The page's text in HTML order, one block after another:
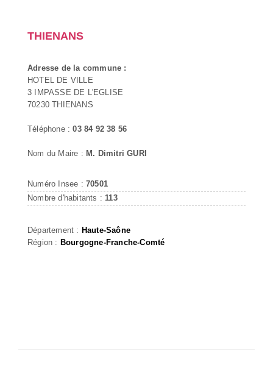
THIENANS
Adresse de la commune :
HOTEL DE VILLE
3 IMPASSE DE L'EGLISE
70230 THIENANS
Téléphone :03 84 92 38 56
Nom du Maire : M. Dimitri GURI
Numéro Insee : 70501
Nombre d'habitants : 113
Département : Haute-Saône
Région : Bourgogne-Franche-Comté